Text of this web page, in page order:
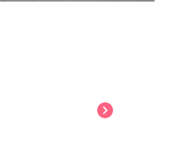
chevron_right